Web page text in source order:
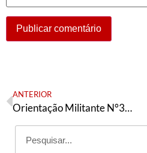
ANTERIOR
Orientação Militante N°376 (14 de agosto de 2023)